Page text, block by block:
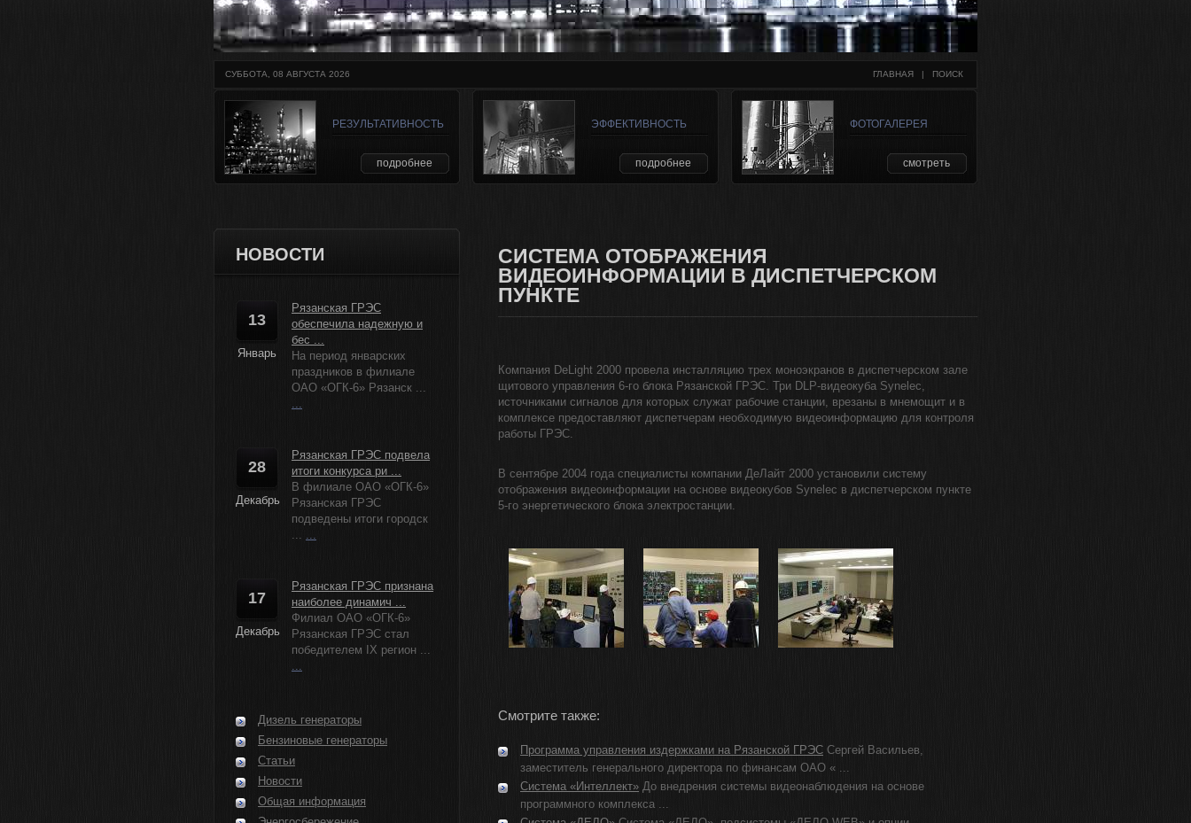
ГЛАВНАЯ
   |
ПОИСК
СУББОТА, 08 АВГУСТА 2026
РЕЗУЛЬТАТИВНОСТЬ
подробнее
ЭФФЕКТИВНОСТЬ
подробнее
ФОТОГАЛЕРЕЯ
смотреть
НОВОСТИ
13
Январь
Рязанская ГРЭС
обеспечила надежную и
бес ...
На период январских
праздников в филиале
ОАО «ОГК-6» Рязанск ...
...
28
Декабрь
Рязанская ГРЭС подвела
итоги конкурса ри ...
В филиале ОАО «ОГК-6»
Рязанская ГРЭС
подведены итоги городск
... ...
17
Декабрь
Рязанская ГРЭС признана
наиболее динамич ...
Филиал ОАО «ОГК-6»
Рязанская ГРЭС стал
победителем IX регион ...
...
Дизель генераторы
Бензиновые генераторы
Статьи
Новости
Общая информация
СИСТЕМА ОТОБРАЖЕНИЯ
ВИДЕОИНФОРМАЦИИ В ДИСПЕТЧЕРСКОМ
ПУНКТЕ
Компания DeLight 2000 провела инсталляцию трех моноэкранов в диспетчерском зале
щитового управления 6-го блока Рязанской ГРЭС. Три DLP-видеокуба Synelec,
источниками сигналов для которых служат рабочие станции, врезаны в мнемощит и в
комплексе предоставляют диспетчерам необходимую видеоинформацию для контроля
работы ГРЭС.
В сентябре 2004 года специалисты компании ДеЛайт 2000 установили систему
отображения видеоинформации на основе видеокубов Synelec в диспетчерском пункте
5-го энергетического блока электростанции.
Смотрите также:
Программа управления издержками на Рязанской ГРЭС Сергей Васильев,
заместитель генерального директора по финансам ОАО « ...
Система «Интеллект» До внедрения системы видеонаблюдения на основе
программного комплекса ...